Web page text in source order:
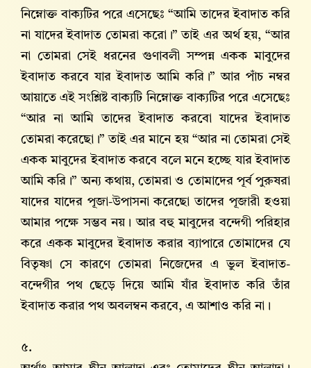
নিম্নোক্ত বাক্যটির পরে এসেছেঃ “আমি তাদের ইবাদাত করি
না যাদের ইবাদাত তোমরা করো।” তাই এর অর্থ হয়, “আর
না তোমরা সেই ধরনের গুণাবলী সম্পন্ন একক মাবুদের
ইবাদাত করবে যার ইবাদাত আমি করি।” আর পাঁচ নম্বর
আয়াতে এই সংশ্লিষ্ট বাক্যটি নিম্নোক্ত বাক্যটির পরে এসেছেঃ
“আর না আমি তাদের ইবাদাত করবো যাদের ইবাদাত
তোমরা করেছো।” তাই এর মানে হয় “আর না তোমরা সেই
একক মাবুদের ইবাদাত করবে বলে মনে হচ্ছে যার ইবাদাত
আমি করি।” অন্য কথায়, তোমরা ও তোমাদের পূর্ব পুরুষরা
যাদের যাদের পূজা-উপাসনা করেছো তাদের পূজারী হওয়া
আমার পক্ষে সম্ভব নয়। আর বহু মাবুদের বন্দেগী পরিহার
করে একক মাবুদের ইবাদাত করার ব্যাপারে তোমাদের যে
বিতৃষ্ণা সে কারণে তোমরা নিজেদের এ ভুল ইবাদাত-
বন্দেগীর পথ ছেড়ে দিয়ে আমি যাঁর ইবাদাত করি তাঁর
ইবাদাত করার পথ অবলম্বন করবে, এ আশাও করি না।
৫.